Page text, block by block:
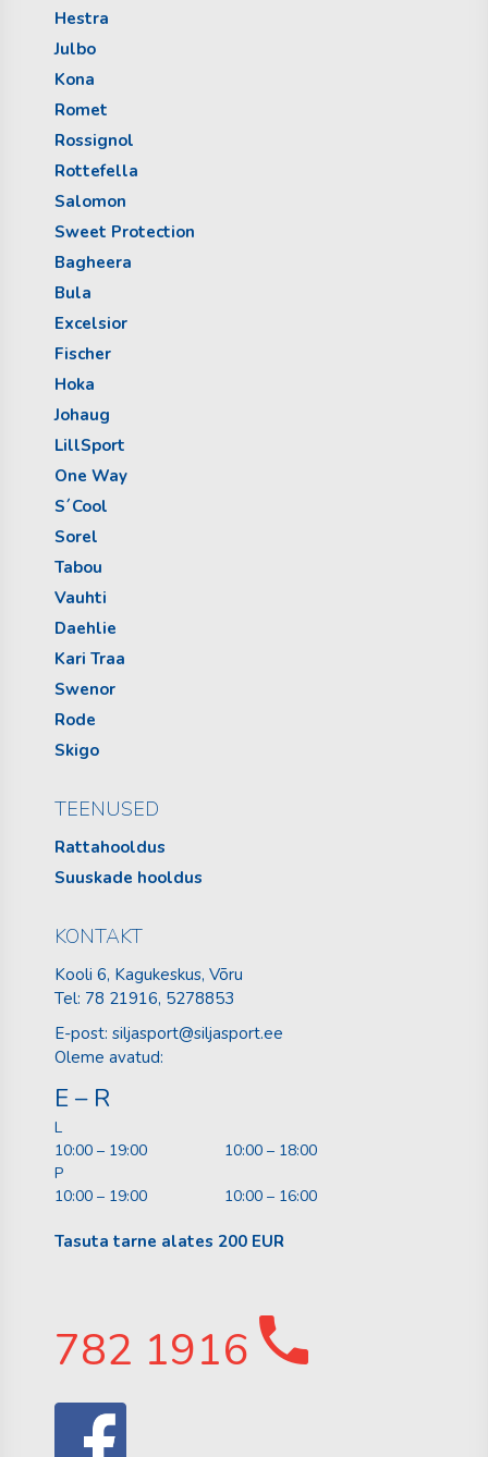
Hestra
Julbo
Kona
Romet
Rossignol
Rottefella
Salomon
Sweet Protection
Bagheera
Bula
Excelsior
Fischer
Hoka
Johaug
LillSport
One Way
S´Cool
Sorel
Tabou
Vauhti
Daehlie
Kari Traa
Swenor
Rode
Skigo
TEENUSED
Rattahooldus
Suuskade hooldus
KONTAKT
Kooli 6, Kagukeskus, Võru
Tel: 78 21916, 5278853
E-post: siljasport@siljasport.ee
Oleme avatud:
E – R
L
10:00 – 19:00
10:00 – 18:00
P
10:00 – 19:00
10:00 – 16:00
Tasuta tarne alates 200 EUR
782 1916